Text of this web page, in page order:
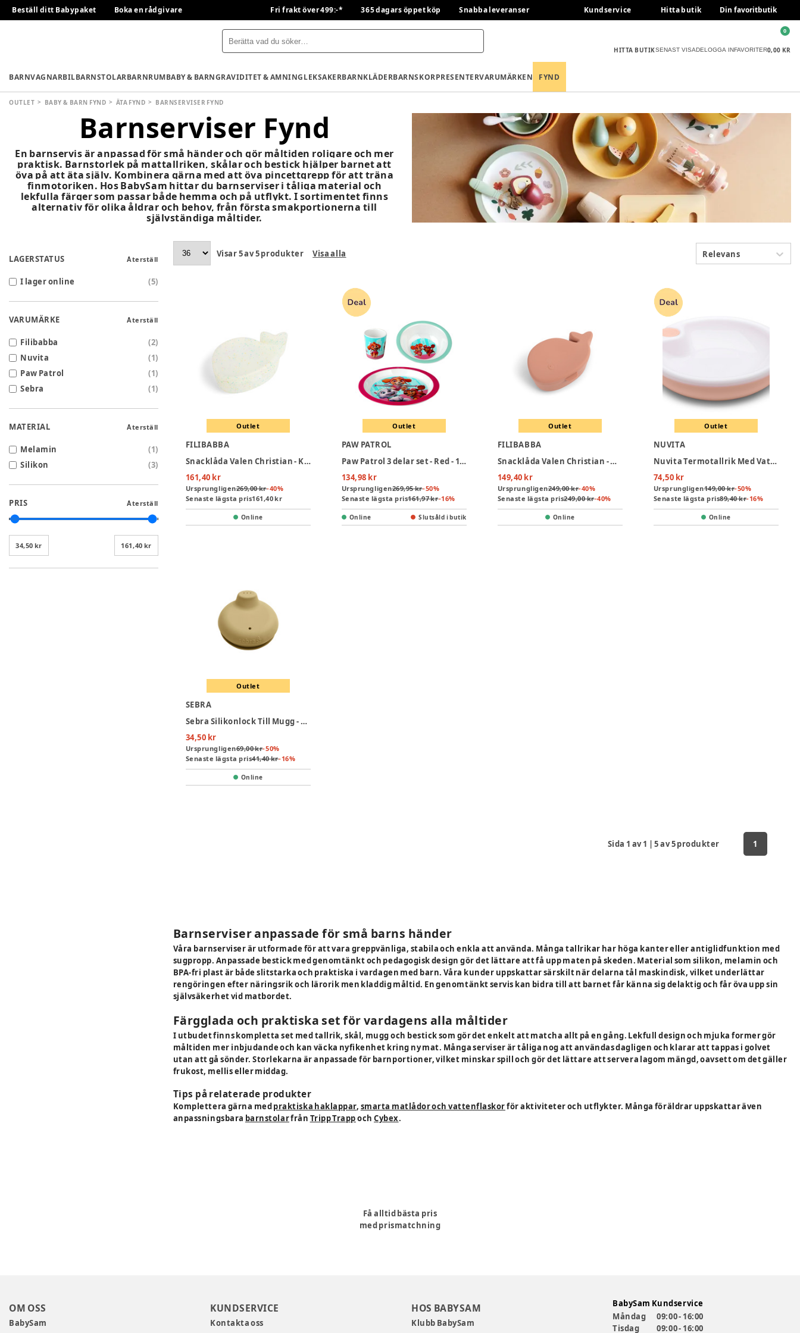
Beställ ditt Babypaket Boka en rådgivare Fri frakt över 499:-* 365 dagars öppet köp Snabba leveranser Kundservice Hitta butik Din favoritbutik
HITTA BUTIKSENAST VISADELOGGA INFAVORITER0,00 KR
0
BARNVAGNARBILBARNSTOLARBARNRUMBABY & BARNGRAVIDITET & AMNINGLEKSAKERBARNKLÄDERBARNSKORPRESENTERVARUMÄRKEN FYND
OUTLET BABY & BARN FYND ÄTA FYND BARNSERVISER FYND
Barnserviser Fynd
En barnservis är anpassad för små händer och gör måltiden roligare och mer
praktisk. Barnstorlek på mattallriken, skålar och bestick hjälper barnet att
öva på att äta själv. Kombinera gärna med att öva pincettgrepp för att träna
finmotoriken. Hos BabySam hittar du barnserviser i tåliga material och
lekfulla färger som passar både hemma och på utflykt. I sortimentet finns
alternativ för olika åldrar och behov, från första smakportionerna till
självständiga måltider.
LAGERSTATUS Återställ
I lager online (5)
VARUMÄRKE Återställ
Filibabba (2)
Nuvita
(1)
Paw Patrol
(1)
Sebra
(1)
MATERIAL Återställ
Melamin (1)
Silikon
(3)
PRIS Återställ
34,50 kr 161,40 kr
Visar5av5produkter Visa alla Relevans
Outlet
FILIBABBA
Snacklåda Valen Christian - Konfetti
161,40 kr
Ursprungligen269,00 kr-40%
Senaste lägsta pris161,40 kr
Online
Outlet
PAW PATROL
Paw Patrol 3 delar set - Red - 100% Melamin
134,98 kr
Ursprungligen269,95 kr-50%
Senaste lägsta pris161,97 kr-16%
Online Slutsåld i butik
Outlet
FILIBABBA
Snacklåda Valen Christian - Misty Rose
149,40 kr
Ursprungligen249,00 kr-40%
Senaste lägsta pris249,00 kr-40%
Online
Outlet
NUVITA
Nuvita Termotallrik Med Vattenhållare - Pink
74,50 kr
Ursprungligen149,00 kr-50%
Senaste lägsta pris89,40 kr-16%
Online
Outlet
SEBRA
Sebra Silikonlock Till Mugg - Wheat Yellow
34,50 kr
Ursprungligen69,00 kr-50%
Senaste lägsta pris41,40 kr-16%
Online
Sida 1 av1 |5av5produkter 1
Barnserviser anpassade för små barns händer
Våra barnserviser är utformade för att vara greppvänliga, stabila och enkla att använda. Många tallrikar har höga kanter eller antiglidfunktion med
sugpropp. Anpassade bestick med genomtänkt och pedagogisk design gör det lättare att få upp maten på skeden. Material som silikon, melamin och
BPA-fri plast är både slitstarka och praktiska i vardagen med barn. Våra kunder uppskattar särskilt när delarna tål maskindisk, vilket underlättar
rengöringen efter näringsrik och lärorik men kladdig måltid. En genomtänkt servis kan bidra till att barnet får känna sig delaktig och får öva upp sin
självsäkerhet vid matbordet.
Färgglada och praktiska set för vardagens alla måltider
I utbudet finns kompletta set med tallrik, skål, mugg och bestick som gör det enkelt att matcha allt på en gång. Lekfull design och mjuka former gör
måltiden mer inbjudande och kan väcka nyfikenhet kring ny mat. Många serviser är tåliga nog att användas dagligen och klarar att tappas i golvet
utan att gå sönder. Storlekarna är anpassade för barnportioner, vilket minskar spill och gör det lättare att servera lagom mängd, oavsett om det gäller
frukost, mellis eller middag.
Tips på relaterade produkter
Komplettera gärna med praktiska haklappar, smarta matlådor och vattenflaskorför aktiviteter och utflykter. Många föräldrar uppskattar även
anpassningsbara barnstolarfrån Tripp TrappochCybex.
Få alltid bästa pris
med prismatchning
OM OSS
BabySam
KUNDSERVICE
Kontakta oss
HOS BABYSAM
Klubb BabySam
BabySam Kundservice
Måndag
09:00 - 16:00
Tisdag
09:00 - 16:00